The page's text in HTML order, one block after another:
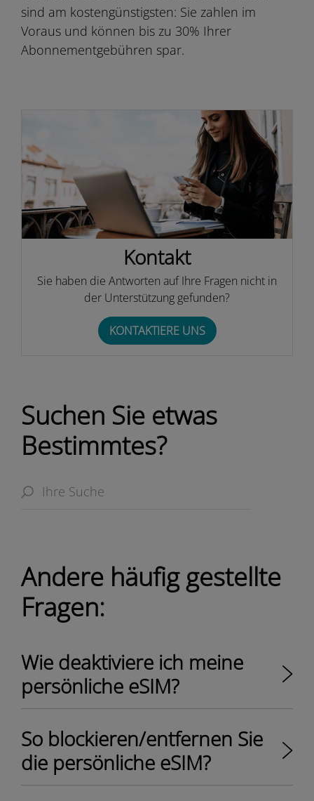
sind am kostengünstigsten: Sie zahlen im
Voraus und können bis zu 30% Ihrer
Abonnementgebühren spar.
Kontakt
Sie haben die Antworten auf Ihre Fragen nicht in
der Unterstützung gefunden?
KONTAKTIERE UNS
Suchen Sie etwas
Bestimmtes?
Andere häufig gestellte
Fragen:
Wie deaktiviere ich meine
persönliche eSIM?
So blockieren/entfernen Sie
die persönliche eSIM?